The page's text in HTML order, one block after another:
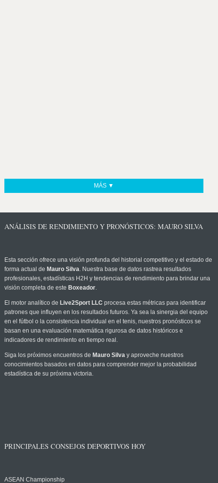
MÁS ▼
ANÁLISIS DE RENDIMIENTO Y PRONÓSTICOS: MAURO SILVA
Esta sección ofrece una visión profunda del historial competitivo y el estado de
forma actual de Mauro Silva. Nuestra base de datos rastrea resultados
profesionales, estadísticas H2H y tendencias de rendimiento para brindar una
visión completa de este Boxeador.
El motor analítico de Live2Sport LLC procesa estas métricas para identificar
patrones que influyen en los resultados futuros. Ya sea la sinergia del equipo
en el fútbol o la consistencia individual en el tenis, nuestros pronósticos se
basan en una evaluación matemática rigurosa de datos históricos e
indicadores de rendimiento en tiempo real.
Siga los próximos encuentros de Mauro Silvay aproveche nuestros
conocimientos basados en datos para comprender mejor la probabilidad
estadística de su próxima victoria.
PRINCIPALES CONSEJOS DEPORTIVOS HOY
ASEAN Championship